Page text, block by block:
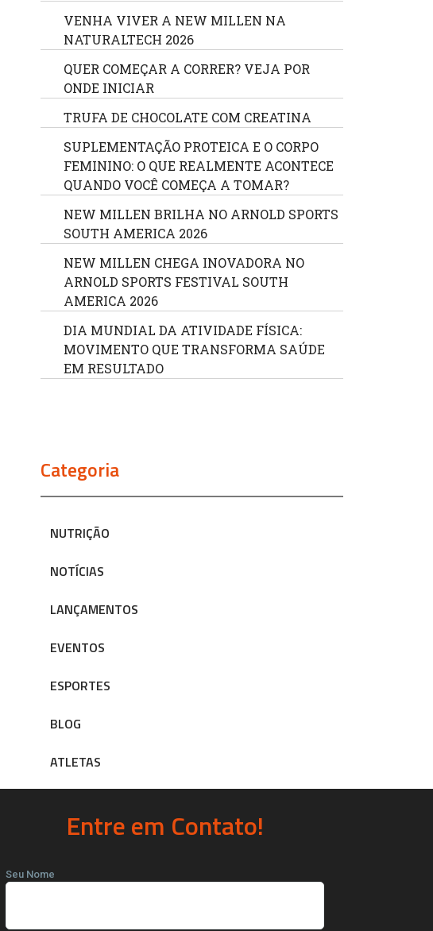
VENHA VIVER A NEW MILLEN NA
NATURALTECH 2026
QUER COMEÇAR A CORRER? VEJA POR
ONDE INICIAR
TRUFA DE CHOCOLATE COM CREATINA
SUPLEMENTAÇÃO PROTEICA E O CORPO
FEMININO: O QUE REALMENTE ACONTECE
QUANDO VOCÊ COMEÇA A TOMAR?
NEW MILLEN BRILHA NO ARNOLD SPORTS
SOUTH AMERICA 2026
NEW MILLEN CHEGA INOVADORA NO
ARNOLD SPORTS FESTIVAL SOUTH
AMERICA 2026
DIA MUNDIAL DA ATIVIDADE FÍSICA:
MOVIMENTO QUE TRANSFORMA SAÚDE
EM RESULTADO
Categoria
NUTRIÇÃO
NOTÍCIAS
LANÇAMENTOS
EVENTOS
ESPORTES
BLOG
ATLETAS
Entre em Contato!
Seu Nome